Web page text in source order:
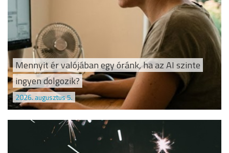
Mennyit ér valójában egy óránk, ha az AI szinte
ingyen dolgozik?
2026. augusztus 5.